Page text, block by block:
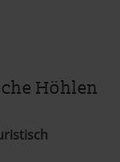
Höhlen